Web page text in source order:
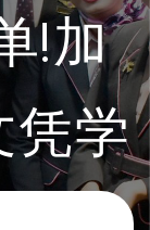
!加
凭学